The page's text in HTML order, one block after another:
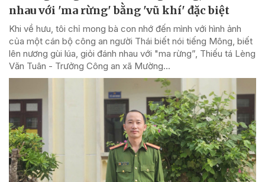
nhau với 'ma rừng' bằng 'vũ khí' đặc biệt
Khi về hưu, tôi chỉ mong bà con nhớ đến mình với hình ảnh
của một cán bộ công an người Thái biết nói tiếng Mông, biết
lên nương gùi lúa, giỏi đánh nhau với "ma rừng”, Thiếu tá Lèng
Văn Tuân - Trưởng Công an xã Mường...